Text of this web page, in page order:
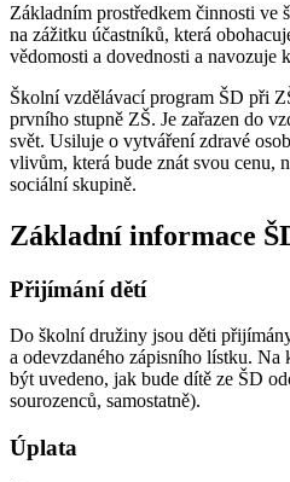
Základním prostředkem činnosti ve
na zážitku účastníků, která
vědomosti a dovednosti a navozuje
Školní vzdělávací program ŠD při
prvního stupně ZŠ. Je zařazen do
svět. Usiluje o vytváření zdravé
vlivům, která bude znát svou cenu,
sociální skupině.
Základní informace
Přijímání dětí
Do školní družiny jsou děti
a odevzdaného zápisního lístku. Na
být uvedeno, jak bude dítě ze ŠD
sourozenců, samostatně).
Úplata